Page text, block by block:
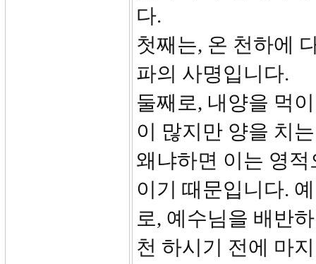
다.
첫째는, 온 천하에
파의 사명입니다.
둘째로, 내양을 먹
이 많지만 양을 치
왜냐하면 이는 영
이기 때문입니다.
로, 예수님을 배반
천 하시기 전에 마